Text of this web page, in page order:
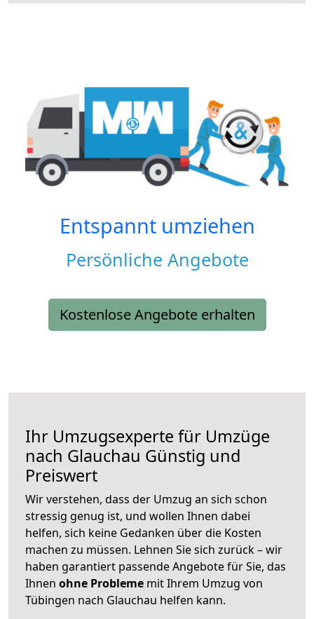
Entspannt umziehen
Persönliche Angebote
Kostenlose Angebote erhalten
Ihr Umzugsexperte für Umzüge
nach Glauchau Günstig und
Preiswert
Wir verstehen, dass der Umzug an sich schon
stressig genug ist, und wollen Ihnen dabei
helfen, sich keine Gedanken über die Kosten
machen zu müssen. Lehnen Sie sich zurück – wir
haben garantiert passende Angebote für Sie, das
Ihnen ohne Probleme mit Ihrem Umzug von
Tübingen nach Glauchau helfen kann.